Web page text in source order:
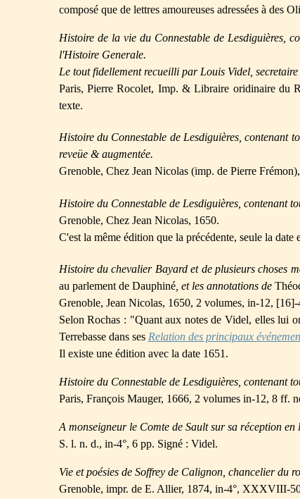
composé que de lettres amoureuses adressées à des
Histoire de la vie du Connestable de Lesdiguières,
l'Histoire Generale.
Le tout fidellement recueilli par Louis Videl,
Paris, Pierre Rocolet, Imp. & Libraire oridinaire du
texte.
Histoire du Connestable de Lesdiguières, contenant
reveüe & augmentée.
Grenoble, Chez Jean Nicolas (imp. de Pierre
Histoire du Connestable de Lesdiguières, contenant
Grenoble, Chez Jean Nicolas, 1650.
C'est la même édition que la précédente, seule la
Histoire du chevalier Bayard et de plusieurs choses
au parlement de Dauphiné, et les annotations de
Grenoble, Jean Nicolas, 1650, 2 volumes, in-12,
Selon Rochas : "Quant aux notes de Videl, elles lui
Terrebasse dans ses Relation des principaux
Il existe une édition avec la date 1651.
Histoire du Connestable de Lesdiguières, contenant
Paris, François Mauger, 1666, 2 volumes in-12, 8 ff.
A monseigneur le Comte de Sault sur sa réception
S. l. n. d., in-4°, 6 pp. Signé : Videl.
Vie et poésies de Soffrey de Calignon, chancelier du
Grenoble, impr. de E. Allier, 1874, in-4°, XXXVIII-